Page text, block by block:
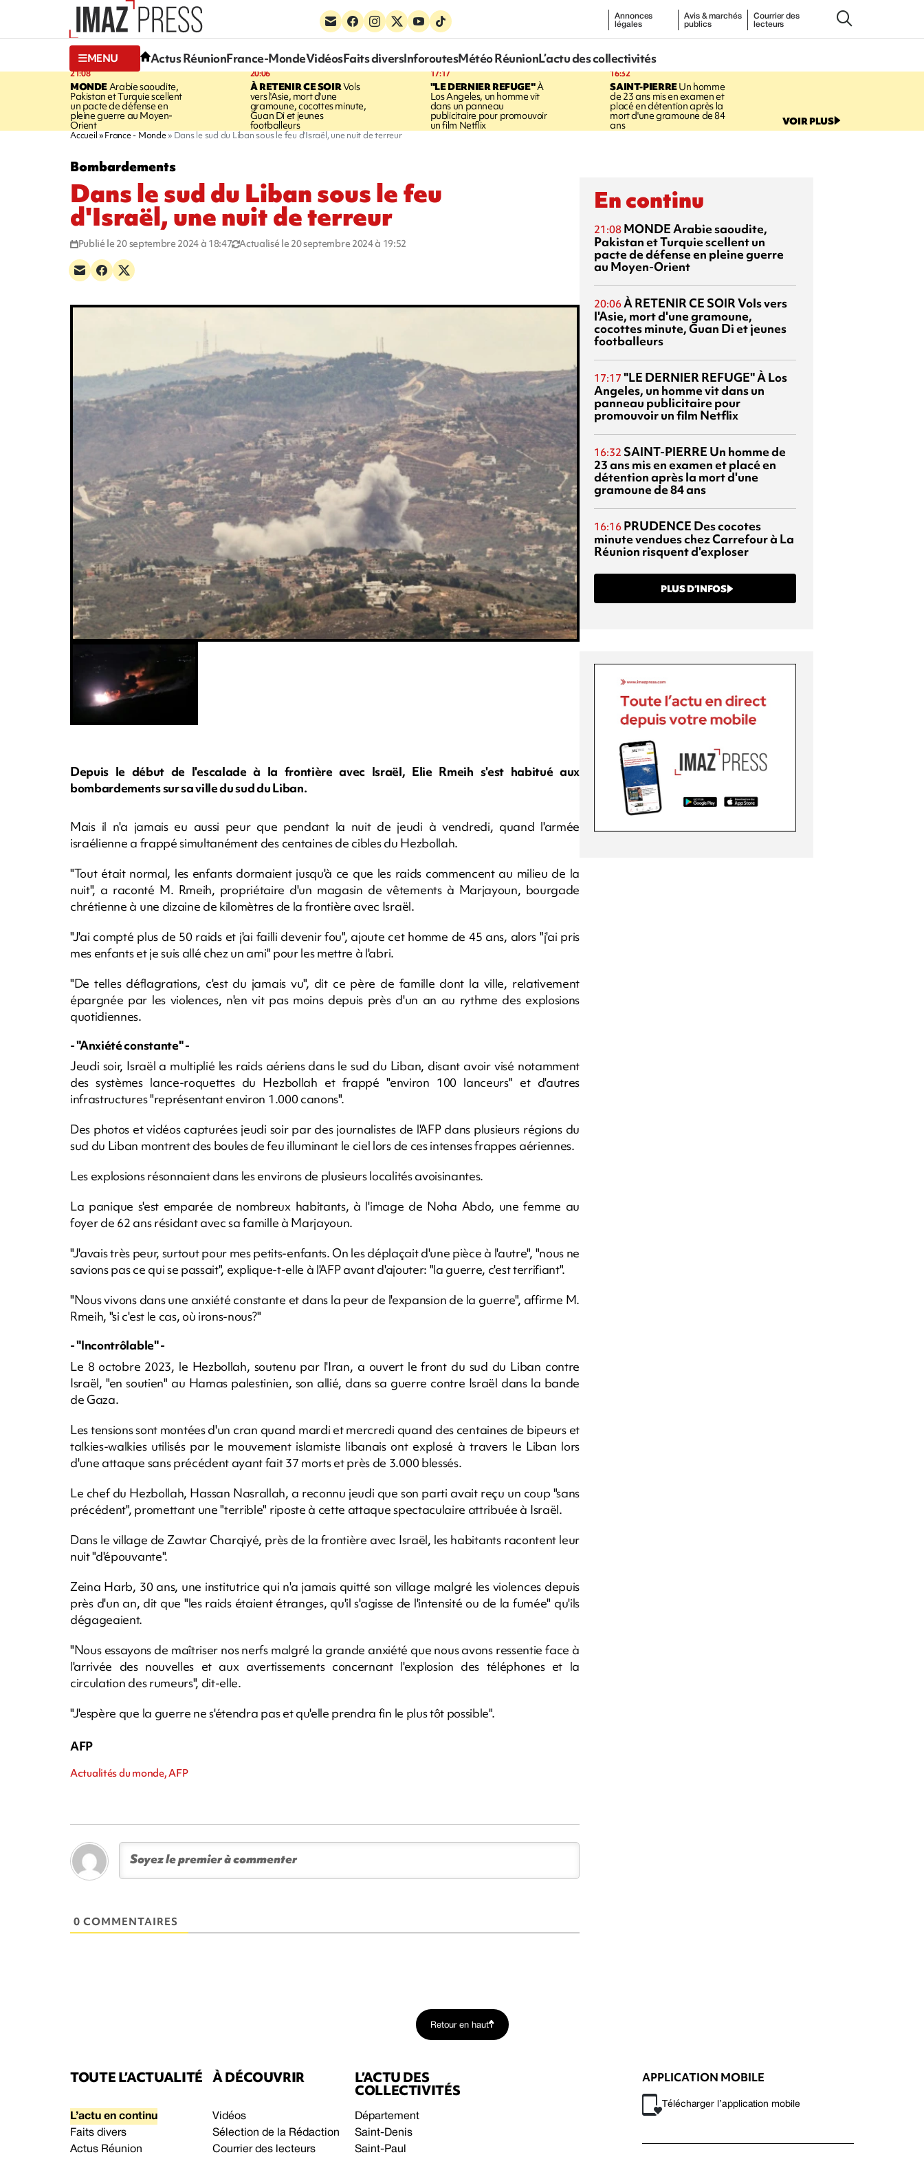
Annonces
légales
Avis & marchés
publics
Courrier des
lecteurs
MENU Actus RéunionFrance-MondeVidéosFaits diversInforoutesMétéo RéunionL’actu des collectivités
21:08
MONDE Arabie saoudite,
Pakistan et Turquie scellent
un pacte de défense en
pleine guerre au Moyen-
Orient
20:06
À RETENIR CE SOIRVols
vers l'Asie, mort d'une
gramoune, cocottes minute,
Guan Di et jeunes
footballeurs
17:17
"LE DERNIER REFUGE"À
Los Angeles, un homme vit
dans un panneau
publicitaire pour promouvoir
un film Netflix
16:32
SAINT-PIERREUn homme
de 23 ans mis en examen et
placé en détention après la
mort d'une gramoune de 84
ans VOIR PLUS
Accueil France - Monde Dans le sud du Liban sous le feu d'Israël, une nuit de terreur
Bombardements
Dans le sud du Liban sous le feu
d'Israël, une nuit de terreur
Publié le 20 septembre 2024 à 18:47 Actualisé le 20 septembre 2024 à 19:52
Depuis le début de l'escalade à la frontière avec Israël, Elie Rmeih s'est habitué aux
bombardements sur sa ville du sud du Liban.
Mais il n'a jamais eu aussi peur que pendant la nuit de jeudi à vendredi, quand l'armée
israélienne a frappé simultanément des centaines de cibles du Hezbollah.
"Tout était normal, les enfants dormaient jusqu'à ce que les raids commencent au milieu de la
nuit", a raconté M. Rmeih, propriétaire d'un magasin de vêtements à Marjayoun, bourgade
chrétienne à une dizaine de kilomètres de la frontière avec Israël.
"J'ai compté plus de 50 raids et j'ai failli devenir fou", ajoute cet homme de 45 ans, alors "j'ai pris
mes enfants et je suis allé chez un ami" pour les mettre à l'abri.
"De telles déflagrations, c'est du jamais vu", dit ce père de famille dont la ville, relativement
épargnée par les violences, n'en vit pas moins depuis près d'un an au rythme des explosions
quotidiennes.
- "Anxiété constante" -
Jeudi soir, Israël a multiplié les raids aériens dans le sud du Liban, disant avoir visé notamment
des systèmes lance-roquettes du Hezbollah et frappé "environ 100 lanceurs" et d'autres
infrastructures "représentant environ 1.000 canons".
Des photos et vidéos capturées jeudi soir par des journalistes de l'AFP dans plusieurs régions du
sud du Liban montrent des boules de feu illuminant le ciel lors de ces intenses frappes aériennes.
Les explosions résonnaient dans les environs de plusieurs localités avoisinantes.
La panique s'est emparée de nombreux habitants, à l'image de Noha Abdo, une femme au
foyer de 62 ans résidant avec sa famille à Marjayoun.
"J'avais très peur, surtout pour mes petits-enfants. On les déplaçait d'une pièce à l'autre", "nous ne
savions pas ce qui se passait", explique-t-elle à l'AFP avant d'ajouter: "la guerre, c'est terrifiant".
"Nous vivons dans une anxiété constante et dans la peur de l'expansion de la guerre", affirme M.
Rmeih, "si c'est le cas, où irons-nous?"
- "Incontrôlable" -
Le 8 octobre 2023, le Hezbollah, soutenu par l'Iran, a ouvert le front du sud du Liban contre
Israël, "en soutien" au Hamas palestinien, son allié, dans sa guerre contre Israël dans la bande
de Gaza.
Les tensions sont montées d'un cran quand mardi et mercredi quand des centaines de bipeurs et
talkies-walkies utilisés par le mouvement islamiste libanais ont explosé à travers le Liban lors
d'une attaque sans précédent ayant fait 37 morts et près de 3.000 blessés.
Le chef du Hezbollah, Hassan Nasrallah, a reconnu jeudi que son parti avait reçu un coup "sans
précédent", promettant une "terrible" riposte à cette attaque spectaculaire attribuée à Israël.
Dans le village de Zawtar Charqiyé, près de la frontière avec Israël, les habitants racontent leur
nuit "d'épouvante".
Zeina Harb, 30 ans, une institutrice qui n'a jamais quitté son village malgré les violences depuis
près d'un an, dit que "les raids étaient étranges, qu'il s'agisse de l'intensité ou de la fumée" qu'ils
dégageaient.
"Nous essayons de maîtriser nos nerfs malgré la grande anxiété que nous avons ressentie face à
l'arrivée des nouvelles et aux avertissements concernant l'explosion des téléphones et la
circulation des rumeurs", dit-elle.
"J'espère que la guerre ne s'étendra pas et qu'elle prendra fin le plus tôt possible".
AFP
Actualités du monde, AFP
0 COMMENTAIRES
En continu
21:08 MONDEArabie saoudite,
Pakistan et Turquie scellent un
pacte de défense en pleine guerre
au Moyen-Orient
20:06À RETENIR CE SOIRVols vers
l'Asie, mort d'une gramoune,
cocottes minute, Guan Di et jeunes
footballeurs
17:17 "LE DERNIER REFUGE"À Los
Angeles, un homme vit dans un
panneau publicitaire pour
promouvoir un film Netflix
16:32 SAINT-PIERRE Un homme de
23 ans mis en examen et placé en
détention après la mort d'une
gramoune de 84 ans
16:16 PRUDENCE Des cocotes
minute vendues chez Carrefour à La
Réunion risquent d'exploser
PLUS D’INFOS
Retour en haut
TOUTE L’ACTUALITÉ
L’actu en continu
Faits divers
Actus Réunion
À DÉCOUVRIR
Vidéos
Sélection de la Rédaction
Courrier des lecteurs
L’ACTU DES
COLLECTIVITÉS
Département
Saint-Denis
Saint-Paul
APPLICATION MOBILE
Télécharger l’application mobile